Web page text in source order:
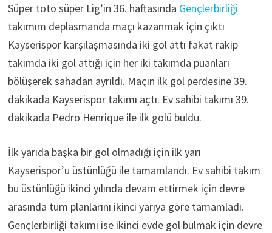
Süper toto süper Lig’in 36. haftasında Gençlerbirliği
takımım deplasmanda maçı kazanmak için çıktı
Kayserispor karşılaşmasında iki gol attı fakat rakip
takımda iki gol attığı için her iki takımda puanları
bölüşerek sahadan ayrıldı. Maçın ilk gol perdesine 39.
dakikada Kayserispor takımı açtı. Ev sahibi takımı 39.
dakikada Pedro Henrique ile ilk golü buldu.
İlk yarıda başka bir gol olmadığı için ilk yarı
Kayserispor’u üstünlüğü ile tamamlandı. Ev sahibi takım
bu üstünlüğü ikinci yılında devam ettirmek için devre
arasında tüm planlarını ikinci yarıya göre tamamladı.
Gençlerbirliği takımı ise ikinci evde gol bulmak için devre